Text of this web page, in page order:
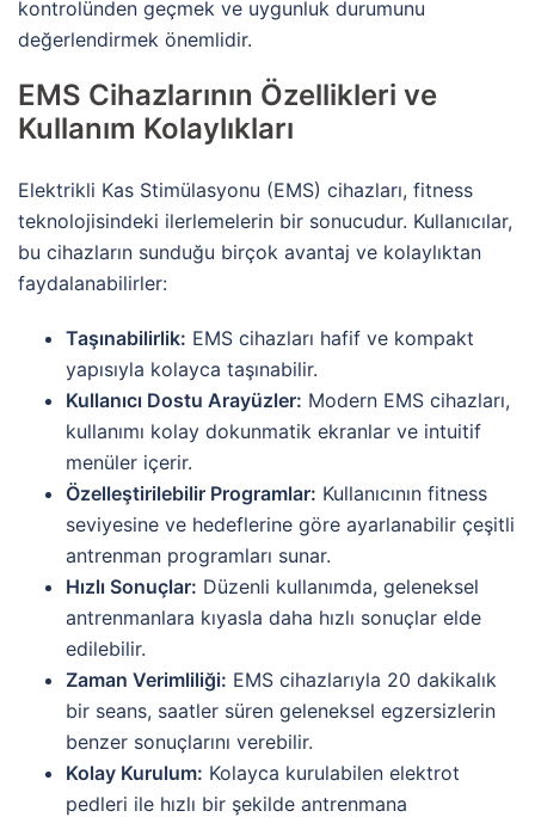
kontrolünden geçmek ve uygunluk durumunu
değerlendirmek önemlidir.
EMS Cihazlarının Özellikleri ve
Kullanım Kolaylıkları
Elektrikli Kas Stimülasyonu (EMS) cihazları, fitness
teknolojisindeki ilerlemelerin bir sonucudur. Kullanıcılar,
bu cihazların sunduğu birçok avantaj ve kolaylıktan
faydalanabilirler:
Taşınabilirlik: EMS cihazları hafif ve kompakt
yapısıyla kolayca taşınabilir.
Kullanıcı Dostu Arayüzler: Modern EMS cihazları,
kullanımı kolay dokunmatik ekranlar ve intuitif
menüler içerir.
Özelleştirilebilir Programlar: Kullanıcının fitness
seviyesine ve hedeflerine göre ayarlanabilir çeşitli
antrenman programları sunar.
Hızlı Sonuçlar: Düzenli kullanımda, geleneksel
antrenmanlara kıyasla daha hızlı sonuçlar elde
edilebilir.
Zaman Verimliliği: EMS cihazlarıyla 20 dakikalık
bir seans, saatler süren geleneksel egzersizlerin
benzer sonuçlarını verebilir.
Kolay Kurulum: Kolayca kurulabilen elektrot
pedleri ile hızlı bir şekilde antrenmana